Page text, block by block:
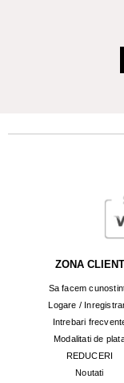
ZONA CLIENT
Sa facem
Logare /
Intrebari
Modalitati de
REDUCERI
Noutati